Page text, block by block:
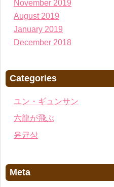
November 2019
August 2019
January 2019
December 2018
Categories
ユン・ギュンサン
六龍が飛ぶ
윤균상
Meta